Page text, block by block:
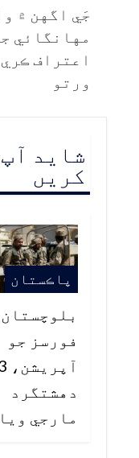
جَي اگهن ۾
مهانگائي
اعتراف ڪري
ورتو
شاید
کریں
پاڪستان
بلوچستان
فورسز جو
دهشتگرد
مارجي ويا